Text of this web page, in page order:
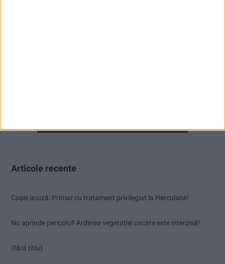
Articole recente
Coșei acuză: Primar cu tratament privilegiat la Herculane!
Nu aprinde pericolul! Arderea vegetației uscate este interzisă!
(fără titlu)